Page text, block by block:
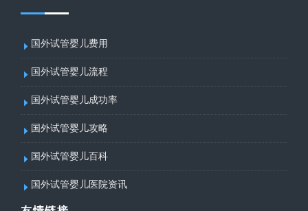
国外试管婴儿费用
国外试管婴儿流程
国外试管婴儿成功率
国外试管婴儿攻略
国外试管婴儿百科
国外试管婴儿医院资讯